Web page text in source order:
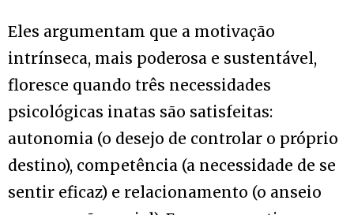
Eles argumentam que a motivação
intrínseca, mais poderosa e sustentável,
floresce quando três necessidades
psicológicas inatas são satisfeitas:
autonomia (o desejo de controlar o próprio
destino), competência (a necessidade de se
sentir eficaz) e relacionamento (o anseio